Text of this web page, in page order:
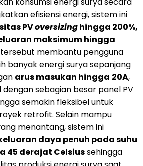
efisiensi energi, sistem ini
PVoversizinghingga 200%,
maksimum hingga
membantu pengguna
banyak energi surya sepanjang
arus masukan hingga 20A,
dengan sebagian besar panel PV
semakin fleksibel untuk
retrofit. Selain mampu
menantang, sistem ini
daya penuh pada suhu
45 derajat Celsiussehingga